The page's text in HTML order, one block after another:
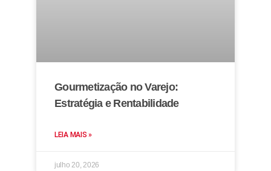
Gourmetização no Varejo:
Estratégia e Rentabilidade
LEIA MAIS »
julho 20, 2026